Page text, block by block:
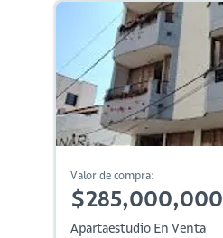
Valor de compra:
$285,000,000
Apartaestudio En Venta